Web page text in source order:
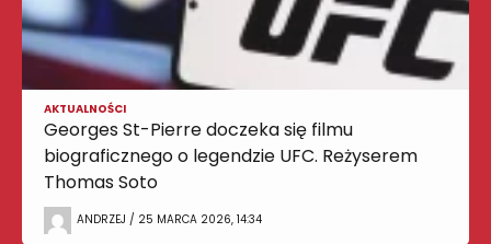
AKTUALNOŚCI
Georges St-Pierre doczeka się filmu
biograficznego o legendzie UFC. Reżyserem
Thomas Soto
ANDRZEJ / 25 MARCA 2026, 14:34